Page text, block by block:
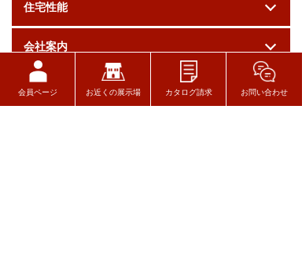
住宅性能
会社案内
採用情報
会員ページ お近くの展示場 カタログ請求 お問い合わせ